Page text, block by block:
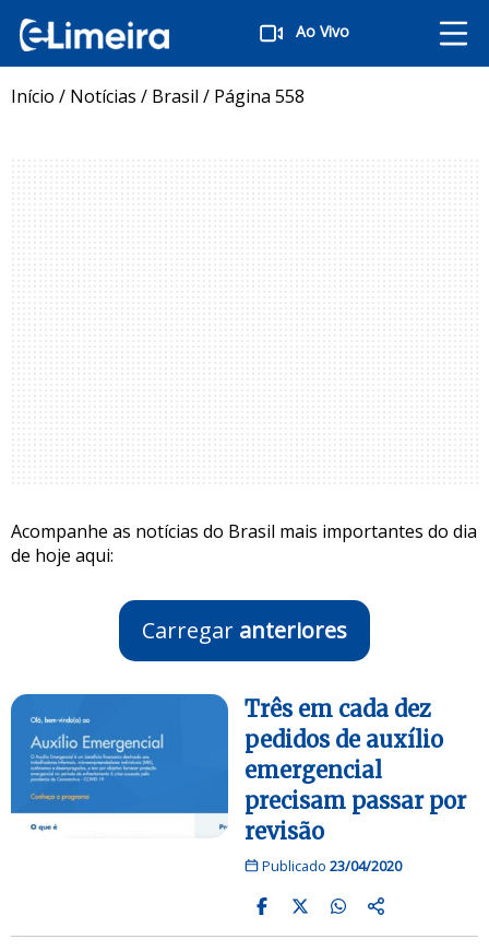
Ao Vivo
Início / Notícias / Brasil / Página 558
Acompanhe as notícias do Brasil mais importantes do dia
de hoje aqui:
Carregar anteriores
Três em cada dez
pedidos de auxílio
emergencial
precisam passar por
revisão
Publicado 23/04/2020